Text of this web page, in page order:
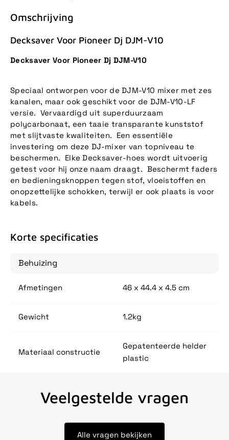
Omschrijving
Decksaver Voor Pioneer Dj DJM-V10
Decksaver Voor Pioneer Dj DJM-V10
Speciaal ontworpen voor de DJM-V10 mixer met zes
kanalen, maar ook geschikt voor de DJM-V10-LF
versie. Vervaardigd uit superduurzaam
polycarbonaat, een taaie transparante kunststof
met slijtvaste kwaliteiten. Een essentiële
investering om deze DJ-mixer van topniveau te
beschermen. Elke Decksaver-hoes wordt uitvoerig
getest voor hij onze naam draagt. Beschermt faders
en bedieningsknoppen tegen stof, vloeistoffen en
onopzettelijke schokken, terwijl er ook plaats is voor
kabels.
Korte specificaties
Behuizing
Afmetingen 46 x 44.4 x 4.5 cm
Gewicht 1.2kg
Materiaal constructie
Gepatenteerde helder
plastic
Veelgestelde vragen
Alle vragen bekijken